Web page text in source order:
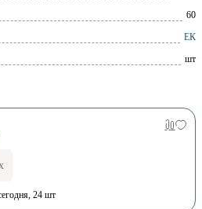
60
ЕК
шт
, 24 шт